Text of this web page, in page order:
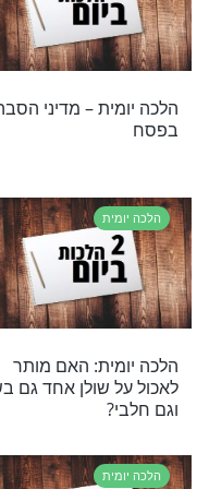
– ערוב תבשילין
מה לומדים בליל